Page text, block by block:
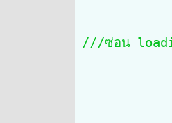
///ซ่อน